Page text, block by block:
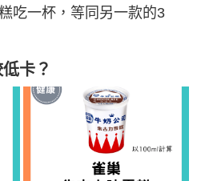
吃一杯，等同另一款的3
卡？